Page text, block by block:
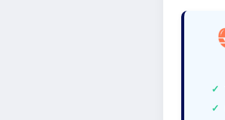
✓
✓